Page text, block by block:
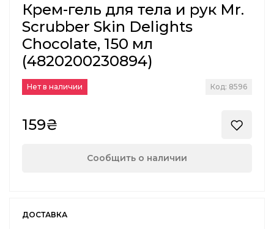
Крем-гель для тела и рук Mr.
Scrubber Skin Delights
Chocolate, 150 мл
(4820200230894)
Нет в наличии Код: 8596
159₴
Сообщить о наличии
ДОСТАВКА